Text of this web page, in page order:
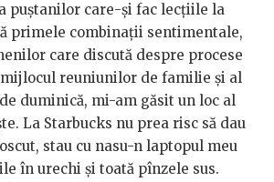
puștanilor care-și fac lecțiile la
primele combinații sentimentale,
care discută despre procese
reuniunilor de familie și al
duminică, mi-am găsit un loc al
La Starbucks nu prea risc să dau
stau cu nasu-n laptopul meu
în urechi și toată pînzele sus.